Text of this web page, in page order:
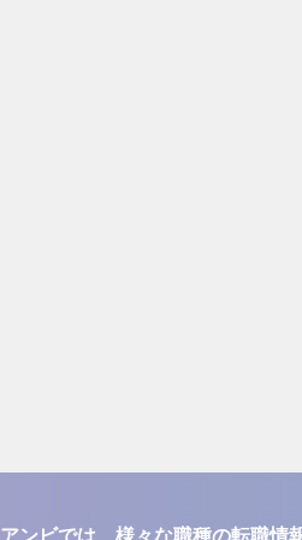
アンビでは、様々な職種の転職情